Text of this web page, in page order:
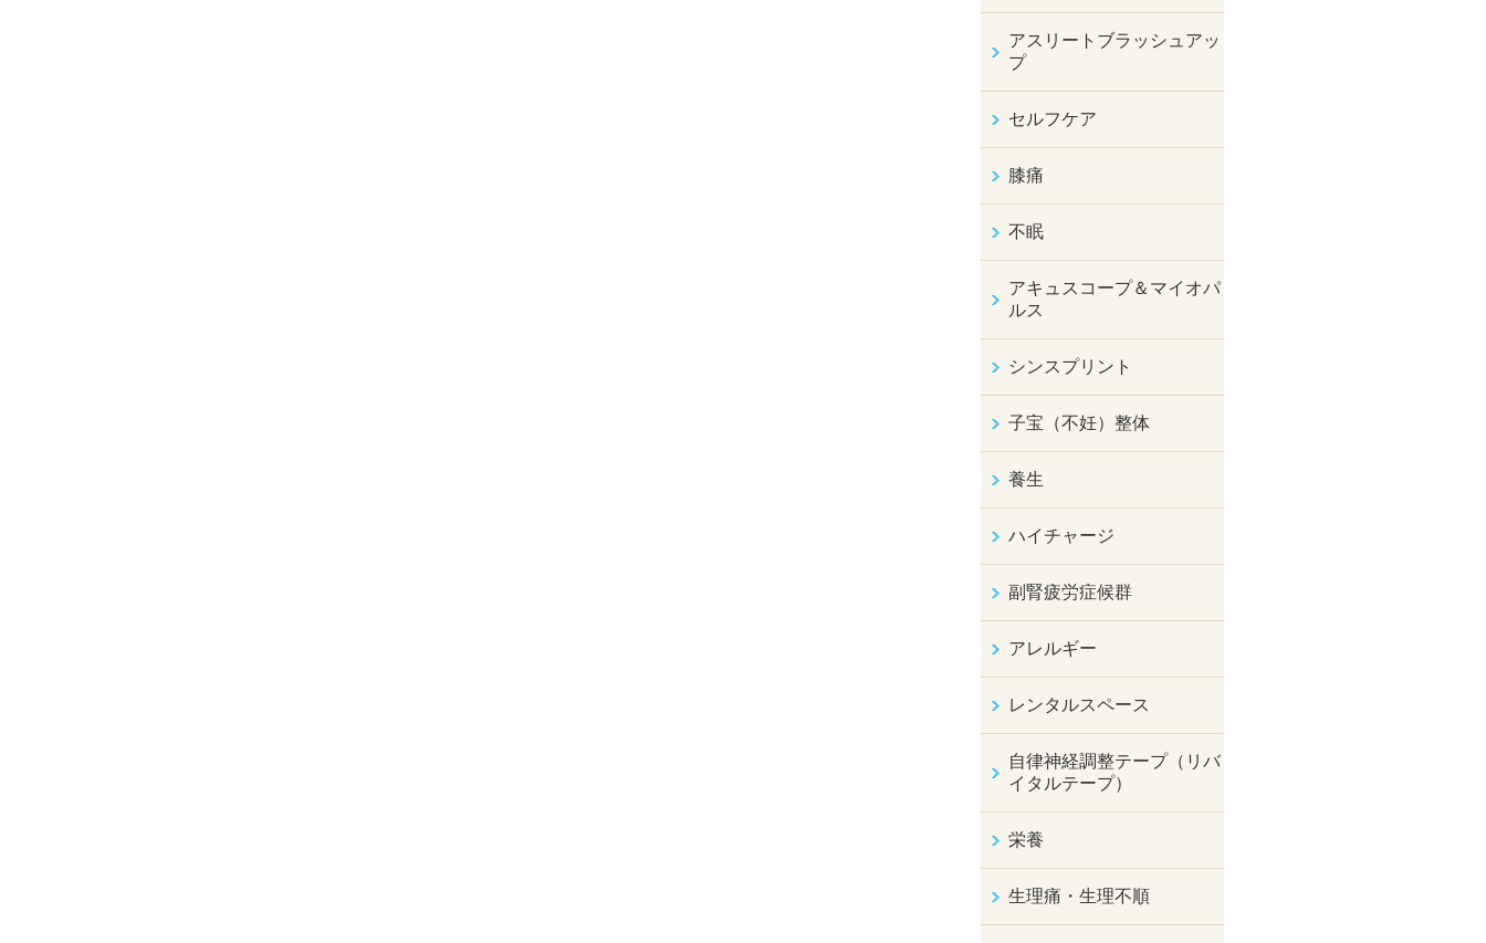
アスリートブラッシュアッ
プ
セルフケア
膝痛
不眠
アキュスコープ＆マイオパ
ルス
シンスプリント
子宝（不妊）整体
養生
ハイチャージ
副腎疲労症候群
アレルギー
レンタルスペース
自律神経調整テープ（リバ
イタルテープ）
栄養
生理痛・生理不順